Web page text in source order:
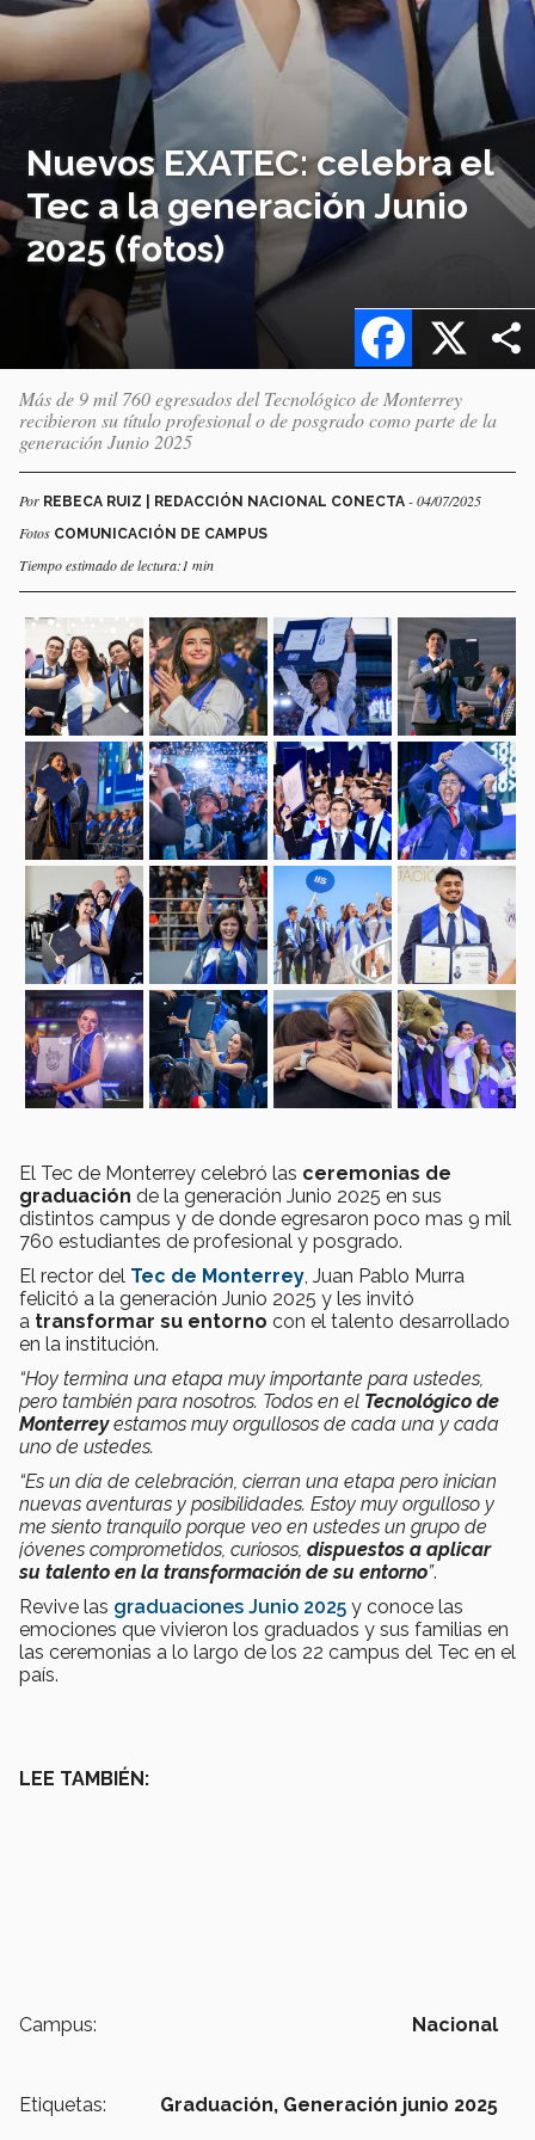
Nuevos EXATEC: celebra el
Tec a la generación Junio
2025 (fotos)
X
Facebook
Más de 9 mil 760 egresados del Tecnológico de Monterrey
recibieron su título profesional o de posgrado como parte de la
generación Junio 2025
Por REBECA RUIZ | REDACCIÓN NACIONAL CONECTA - 04/07/2025
Fotos COMUNICACIÓN DE CAMPUS
Tiempo estimado de lectura:1 min
El Tec de Monterrey celebró las ceremonias de
graduación de la generación Junio 2025 en sus
distintos campus y de donde egresaron poco mas 9 mil
760 estudiantes de profesional y posgrado.
El rector del Tec de Monterrey , Juan Pablo Murra
felicitó a la generación Junio 2025 y les invitó
a transformar su entorno con el talento desarrollado
en la institución.
“Hoy termina una etapa muy importante para ustedes,
pero también para nosotros. Todos en el Tecnológico de
Monterreyestamos muy orgullosos de cada una y cada
uno de ustedes.
“Es un día de celebración, cierran una etapa pero inician
nuevas aventuras y posibilidades. Estoy muy orgulloso y
me siento tranquilo porque veo en ustedes un grupo de
jóvenes comprometidos, curiosos, dispuestos a aplicar
su talento en la transformación de su entorno”.
Revive las graduaciones Junio 2025 y conoce las
emociones que vivieron los graduados y sus familias en
las ceremonias a lo largo de los 22 campus del Tec en el
país.
LEE TAMBIÉN:
Campus: Nacional
Etiquetas: Graduación, Generación junio 2025